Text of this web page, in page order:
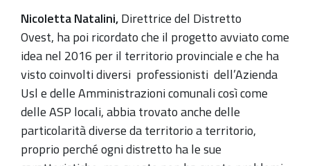
Nicoletta Natalini,Direttrice del Distretto
Ovest, ha poi ricordato che il progetto avviato come
idea nel 2016 per il territorio provinciale e che ha
visto coinvolti diversi professionisti dell’Azienda
Usl e delle Amministrazioni comunali così come
delle ASP locali, abbia trovato anche delle
particolarità diverse da territorio a territorio,
proprio perché ogni distretto ha le sue